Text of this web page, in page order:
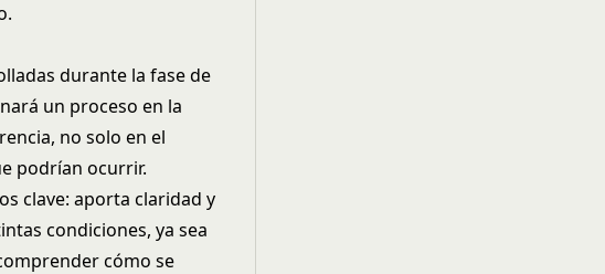
durante la fase de
un proceso en la
no solo en el
podrían ocurrir.
clave: aporta claridad y
condiciones, ya sea
cómo se